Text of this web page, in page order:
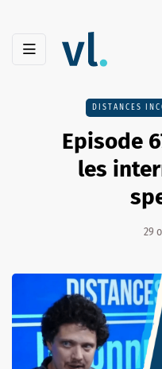
DISTANCES
Episode
les
29